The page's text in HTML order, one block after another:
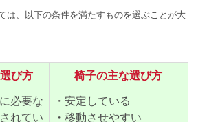
は、以下の条件を満たすものを選ぶことが大
び方
椅子の主な選び方
必要な
れてい
・安定している
・移動させやすい